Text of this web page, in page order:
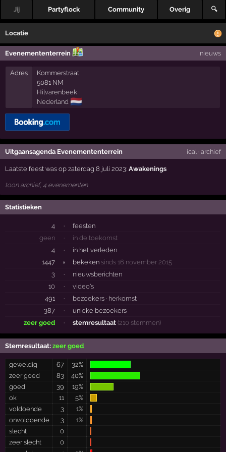
Jij Partyflock Community Overig 🔍
Locatie
Evenemententerrein nieuws
Adres
Kommerstraat
5081 NM
Hilvarenbeek
Nederland 🇳🇱
Uitgaansagenda Evenemententerrein ical · archief
Laatste feest was op zaterdag 8 juli 2023:Awakenings
toon archief, 4 evenementen
Statistieken
4 ·
feesten
geen
·
in de toekomst
4
·
in het verleden
1447
× bekeken sinds 16 november 2015
3
·
nieuwsberichten
10
·
video's
491
· bezoekers · herkomst
387
·
unieke bezoekers
zeer goed
· stemresultaat (210 stemmen)
Stemresultaat:zeer goed
geweldig 67
32%
zeer goed
83
40%
goed
39
19%
ok
11
5%
voldoende
3
1%
onvoldoende
3
1%
slecht
0
zeer slecht
0